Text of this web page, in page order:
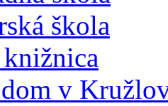
škola
knižnica
v